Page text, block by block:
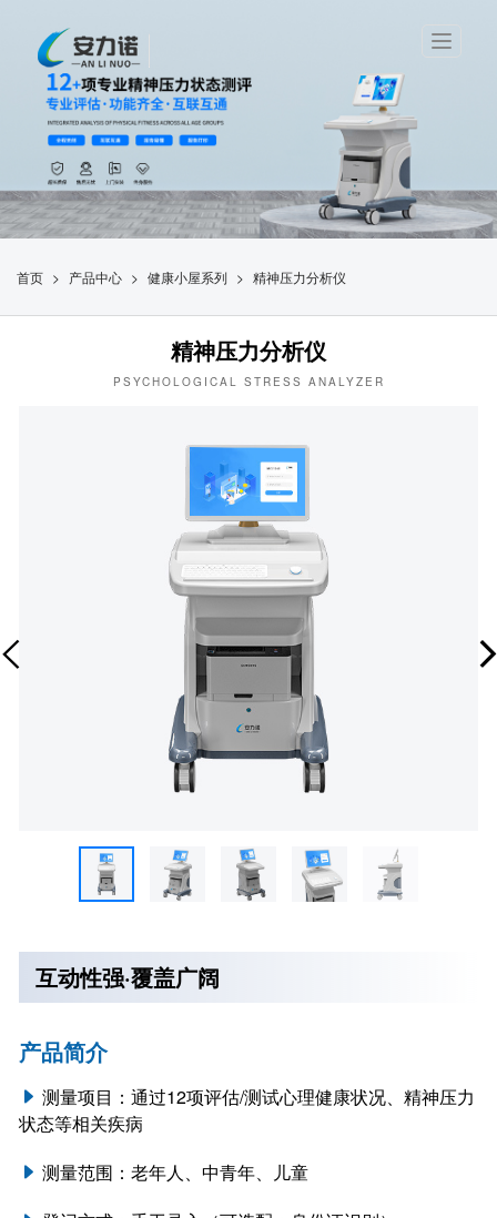
T
a
v
i
首页 > 产品中心 > 健康小屋系列 > 精神压力分析仪
精神压力分析仪
PSYCHOLOGICAL STRESS ANALYZER
互动性强·覆盖广阔
产品简介
测量项目：通过12项评估/测试心理健康状况、精神压力
状态等相关疾病
测量范围：老年人、中青年、儿童